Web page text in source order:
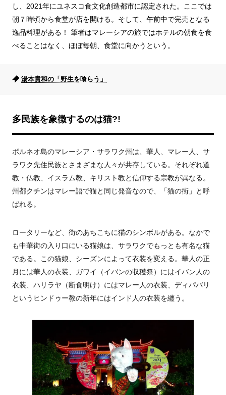
し、2021年にユネスコ食文化創造都市に認定された。ここでは
朝７時頃から食堂が店を開ける。そして、午前中で完売となる
逸品料理がある！ 筆者はマレーシアの旅ではホテルの朝食を食
べることはなく、ほぼ毎朝、食堂に向かうという。
湯本貴和の「野生を喰らう」
多民族を象徴するのは猫?!
ボルネオ島のマレーシア・サラワク州は、華人、マレー人、サ
ラワク先住民族とさまざまな人々が共存している。それぞれ道
教・仏教、イスラム教、キリスト教と信仰する宗教が異なる。
州都クチンはマレー語で猫と同じ発音なので、「猫の街」と呼
ばれる。
ロータリーなど、街のあちこちに猫のシンボルがある。なかで
も中華街の入り口にいる猫娘は、サラワクでもっとも有名な猫
である。この猫娘、シーズンによって衣装を変える。華人の正
月には華人の衣装、ガワイ（イバンの収穫祭）にはイバン人の
衣装、ハリラヤ（断食明け）にはマレー人の衣装、ディパバリ
というヒンドゥー教の新年にはインド人の衣装を纏う。